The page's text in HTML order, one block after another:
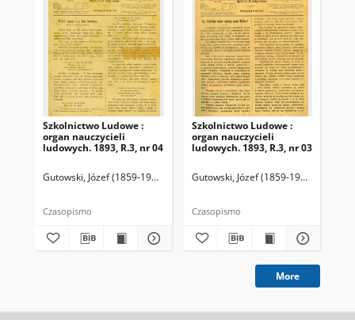
Szkolnictwo Ludowe :
organ nauczycieli
ludowych. 1893, R.3, nr 04
Gutowski, Józef (1859-1916). Redaktor
Czasopismo
Szkolnictwo Ludowe :
organ nauczycieli
ludowych. 1893, R.3, nr 03
Gutowski, Józef (1859-1916).
Czasopismo
More